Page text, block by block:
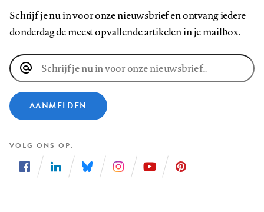
Schrijf je nu in voor onze nieuwsbrief en ontvang iedere
donderdag de meest opvallende artikelen in je mailbox.
E-
mailadres
AANMELDEN
VOLG ONS OP
ons
ons
ons
ons
ons
ons